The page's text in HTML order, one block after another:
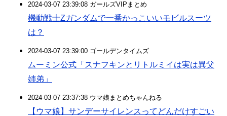
2024-03-07 23:39:08 ガールズVIPまとめ
機動戦士Zガンダムで一番かっこいいモビルスーツ
は？
2024-03-07 23:39:00 ゴールデンタイムズ
ムーミン公式「スナフキンとリトルミイは実は異父
姉弟」
2024-03-07 23:37:38 ウマ娘まとめちゃんねる
【ウマ娘】サンデーサイレンスってどんだけすごい